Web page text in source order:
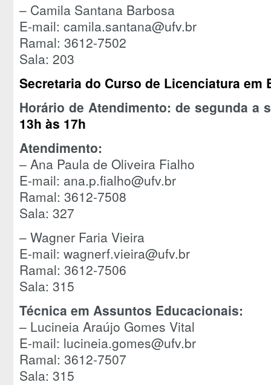
– Camila Santana Barbosa
E-mail: camila.santana@ufv.br
Ramal: 3612-7502
Sala: 203
Secretaria do Curso de Licenciatura em
Horário de Atendimento: de segunda a
13h às 17h
Atendimento:
– Ana Paula de Oliveira Fialho
E-mail: ana.p.fialho@ufv.br
Ramal: 3612-7508
Sala: 327
– Wagner Faria Vieira
E-mail: wagnerf.vieira@ufv.br
Ramal: 3612-7506
Sala: 315
Técnica em Assuntos Educacionais:
– Lucineia Araújo Gomes Vital
E-mail: lucineia.gomes@ufv.br
Ramal: 3612-7507
Sala: 315